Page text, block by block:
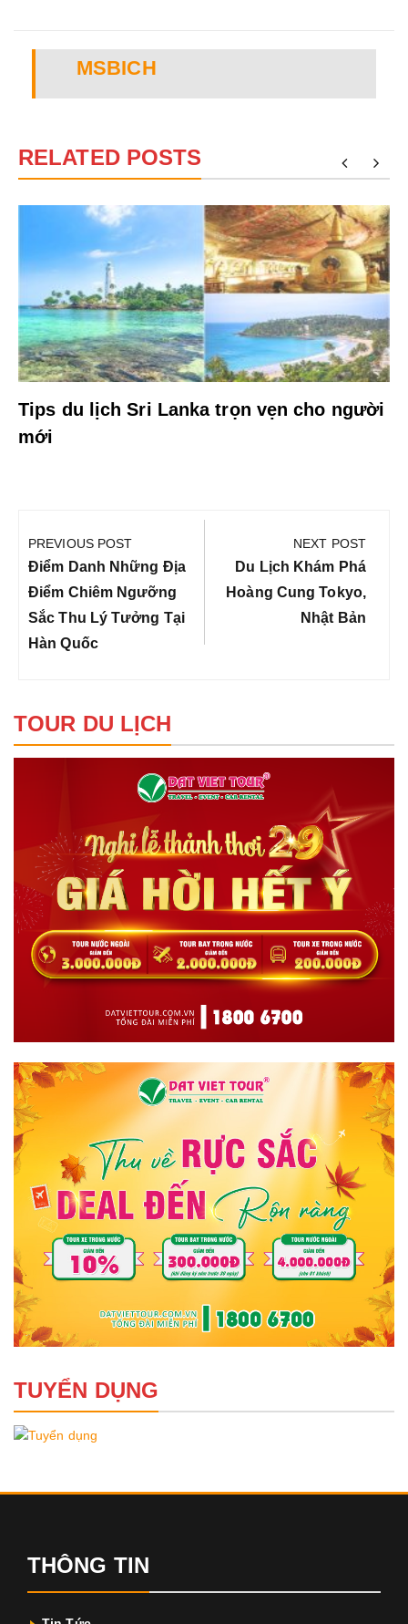
MSBICH
RELATED POSTS
Tips du lịch Sri Lanka trọn vẹn cho người
mới
hướng
bài
viết
PREVIOUS POST
Previous
Post:
Điểm Danh Những Địa
Điểm Chiêm Ngưỡng
Sắc Thu Lý Tưởng Tại
Hàn Quốc
NEXT POST
Next
Post:
Du Lịch Khám Phá
Hoàng Cung Tokyo,
Nhật Bản
TOUR DU LỊCH
TUYỂN DỤNG
THÔNG TIN